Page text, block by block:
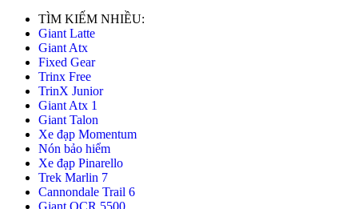
TÌM KIẾM NHIỀU:
Giant Latte
Giant Atx
Fixed Gear
Trinx Free
TrinX Junior
Giant Atx 1
Giant Talon
Xe đạp Momentum
Nón bảo hiểm
Xe đạp Pinarello
Trek Marlin 7
Cannondale Trail 6